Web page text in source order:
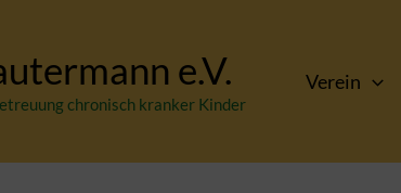
e.V.
chronisch kranker Kinder
Verein